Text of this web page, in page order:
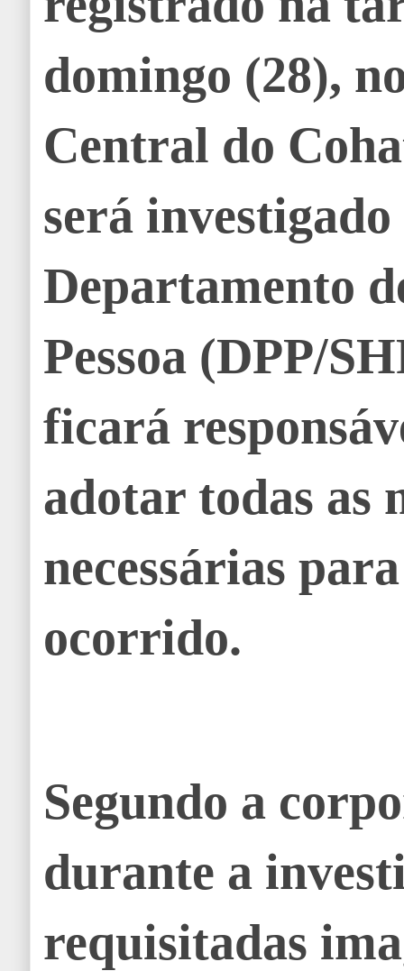
domingo (28),
Central do
será
Departamento
Pessoa (DPP/
ficará
adotar todas as
necessárias
ocorrido.
Segundo a
durante a
requisitadas